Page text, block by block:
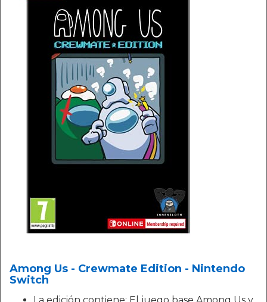
Among Us - Crewmate Edition - Nintendo
Switch